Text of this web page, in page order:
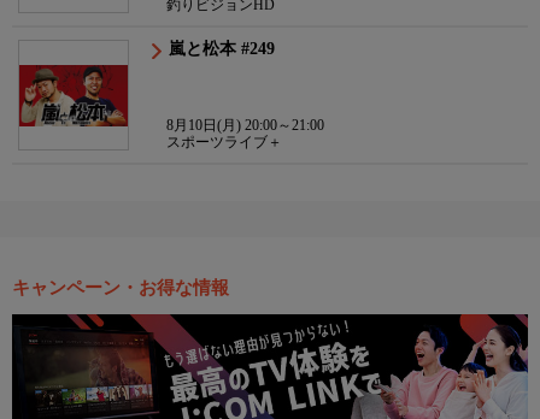
釣りビジョンHD
嵐と松本 #249
8月10日(月) 20:00～21:00
スポーツライブ＋
キャンペーン・お得な情報